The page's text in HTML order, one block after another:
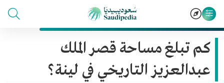
كم تبلغ مساحة قصر الملك
عبدالعزيز التاريخي في لينة؟